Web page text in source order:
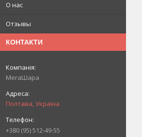
О нас
Отзывы
КОНТАКТИ
МегаШара
Полтава, Україна
+380 (95) 512-49-55